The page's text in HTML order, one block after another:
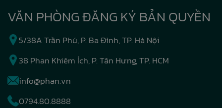
VĂN PHÒNG ĐĂNG KÝ BẢN QUYỀN
5/38A Trần Phú, P. Ba Đình, TP. Hà Nội
38 Phan Khiêm Ích, P. Tân Hưng, TP. HCM
info@phan.vn
0794.80.8888